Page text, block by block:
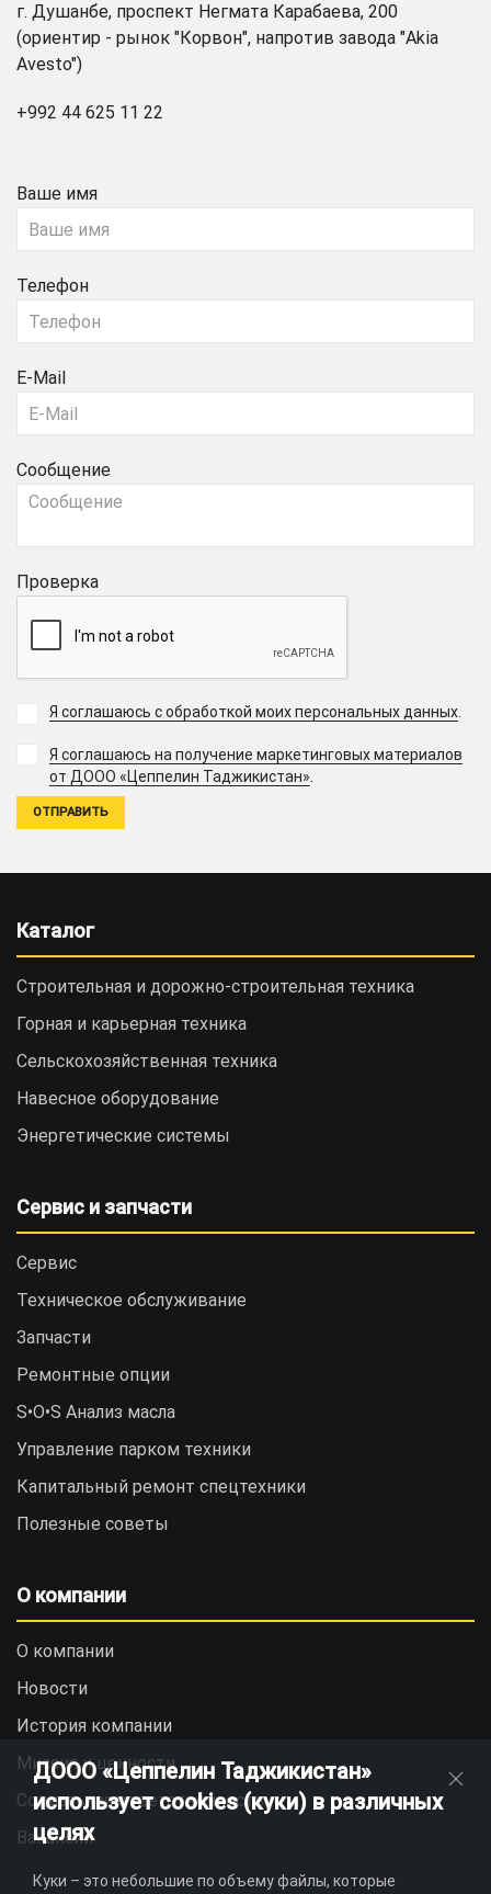
г. Душанбе, проспект Негмата Карабаева, 200
(ориентир - рынок "Корвон", напротив завода "Akia
Avesto")
+992 44 625 11 22
Ваше имя
Телефон
E-Mail
Сообщение
Проверка
Я соглашаюсь с обработкой моих персональных данных
Я соглашаюсь на получение маркетинговых материалов
от ДООО «Цеппелин Таджикистан».
Каталог
Строительная и дорожно-cтроительная техника
Горная и карьерная техника
Сельскохозяйственная техника
Навесное оборудование
Энергетические системы
Сервис и запчасти
Сервис
Техническое обслуживание
Запчасти
Ремонтные опции
S•O•S Анализ масла
Управление парком техники
Капитальный ремонт спецтехники
Полезные советы
О компании
О компании
Новости
История компании
Миссия и ценности
Социальная ответственность
Вакансии
ДООО «Цеппелин Таджикистан»
использует cookies (куки) в различных
целях
Куки – это небольшие по объему файлы, которые